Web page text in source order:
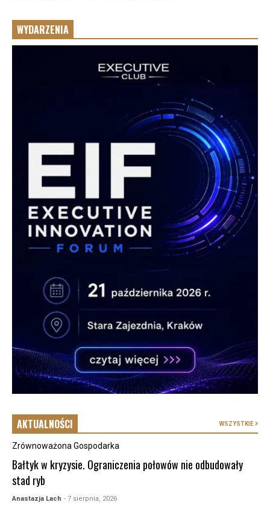
WYDARZENIA
AKTUALNOŚCI WSZYSTKIE
Zrównoważona Gospodarka
Bałtyk w kryzysie. Ograniczenia połowów nie odbudowały
stad ryb
Anastazja Lach - 7 sierpnia, 2026